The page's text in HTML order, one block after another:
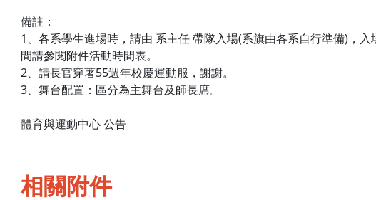
備註：
1、各系學生進場時，請由 系主任 帶隊入場(系旗由各系自行準備)，
間請參閱附件活動時間表。
2、請長官穿著55週年校慶運動服，謝謝。
3、舞台配置：區分為主舞台及師長席。
體育與運動中心 公告
相關附件